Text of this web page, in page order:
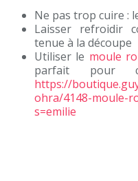
Ne pas trop cuire :
Laisser refroidir
tenue à la découpe
Utiliser le moule
parfait pour
https://
ohra/4148-moule-
s=emilie